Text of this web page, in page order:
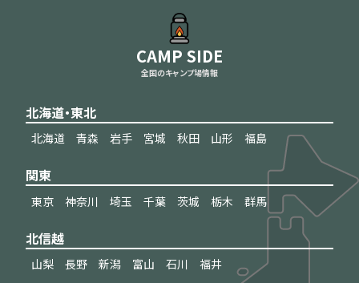
CAMP SIDE
全国のキャンプ場情報
北海道・東北
北海道 青森 岩手 宮城 秋田 山形 福島
関東
東京 神奈川 埼玉 千葉 茨城 栃木 群馬
北信越
山梨 長野 新潟 富山 石川 福井